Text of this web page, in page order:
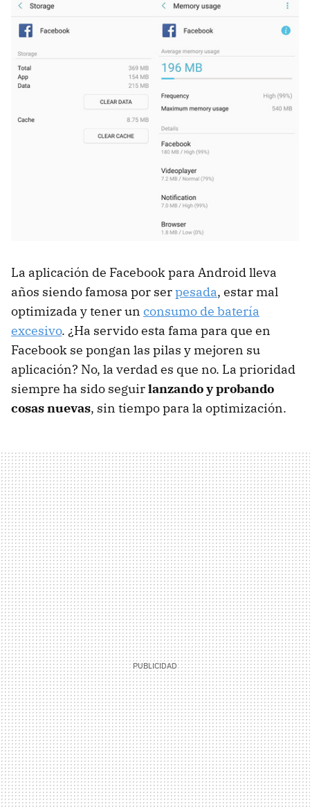
La aplicación de Facebook para Android lleva
años siendo famosa por serpesada, estar mal
optimizada y tener un consumo de batería
excesivo. ¿Ha servido esta fama para que en
Facebook se pongan las pilas y mejoren su
aplicación? No, la verdad es que no. La prioridad
siempre ha sido seguirlanzando y probando
cosas nuevas, sin tiempo para la optimización.